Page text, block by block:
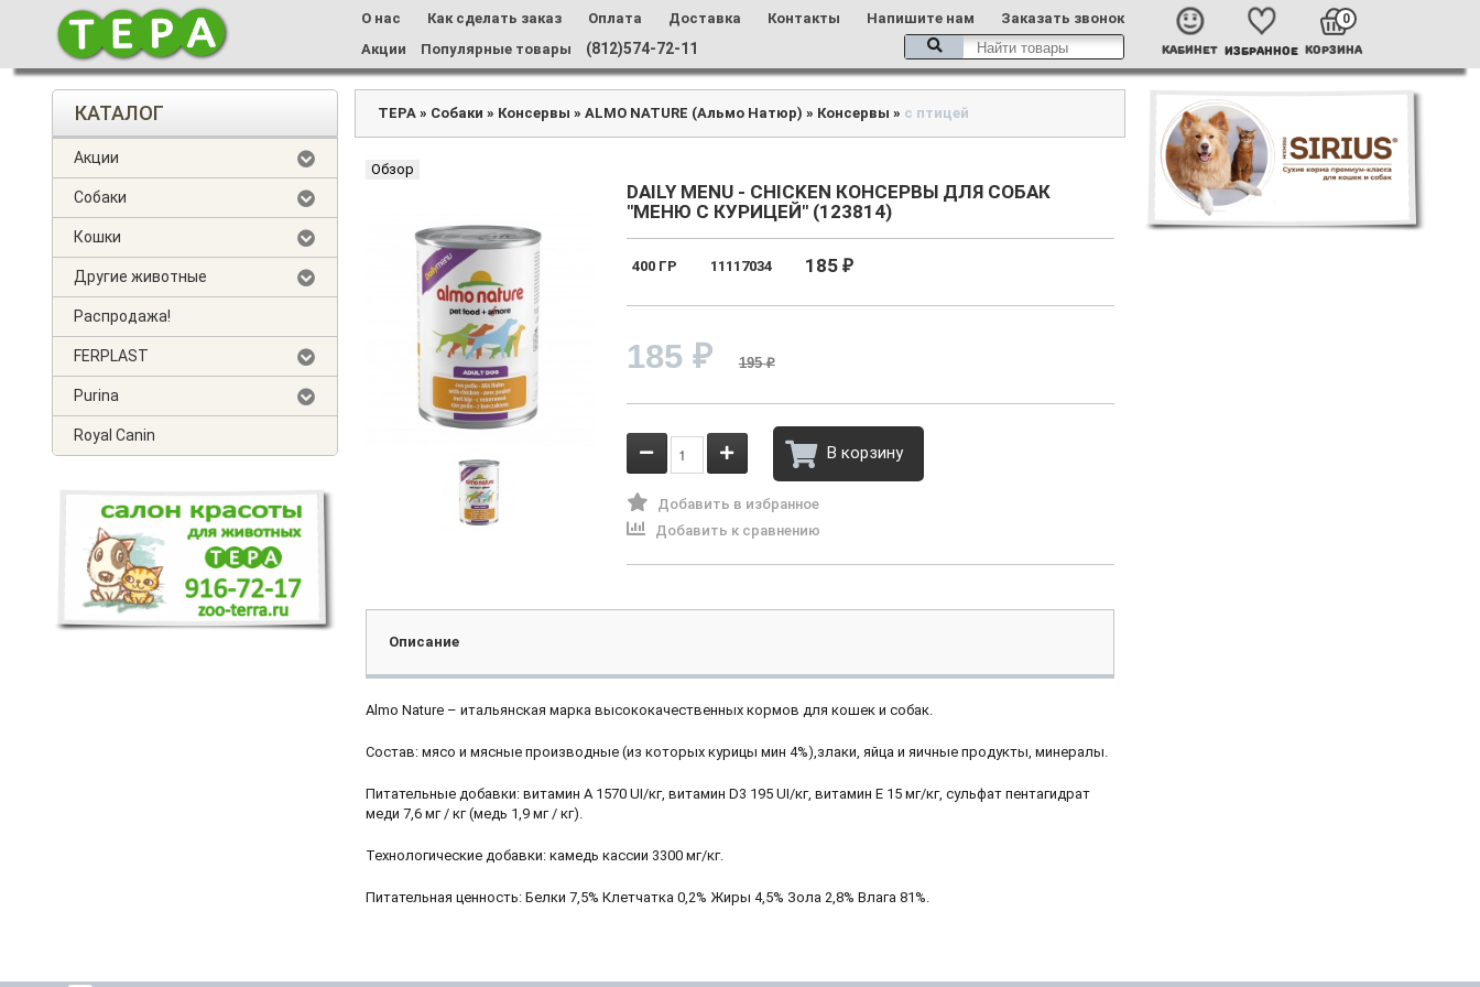
О нас Как сделать заказ Оплата Доставка Контакты Напишите нам
Заказать звонок
Акции
Популярные товары (812)574-72-11 КАБИНЕТ ИЗБРАННОЕ
0
КОРЗИНА
КАТАЛОГ
Акции
Собаки
Кошки
Другие животные
Распродажа!
FERPLAST
Purina
Royal Canin
ТЕРА » Собаки » Консервы »ALMO NATURE (Альмо Натюр) » Консервы » с птицей
Обзор
DAILY MENU - CHICKEN КОНСЕРВЫ ДЛЯ СОБАК
"МЕНЮ С КУРИЦЕЙ" (123814)
400 ГР 11117034 185 ₽
185 ₽ 195₽
В корзину
Добавить в избранное
Добавить к сравнению
Описание
Almo Nature – итальянская марка высококачественных кормов для кошек и собак.
Состав: мясо и мясные производные (из которых курицы мин 4%),злаки, яйца и яичные продукты, минералы.
Питательные добавки: витамин A 1570 UI/кг, витамин D3 195 UI/кг, витамин E 15 мг/кг, сульфат пентагидрат
меди 7,6 мг / кг (медь 1,9 мг / кг).
Технологические добавки: камедь кассии 3300 мг/кг.
Питательная ценность: Белки 7,5% Клетчатка 0,2% Жиры 4,5% Зола 2,8% Влага 81%.